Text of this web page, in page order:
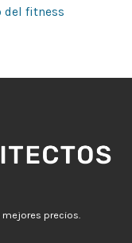
del fitness
mejores precios.